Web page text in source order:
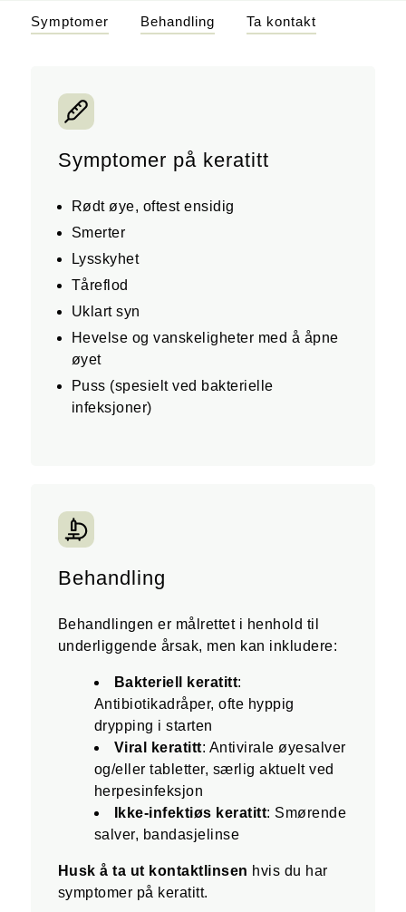
Symptomer Behandling Ta kontakt
Symptomer på keratitt
Rødt øye, oftest ensidig
Smerter
Lysskyhet
Tåreflod
Uklart syn
Hevelse og vanskeligheter med å åpne
øyet
Puss (spesielt ved bakterielle
infeksjoner)
Behandling
Behandlingen er målrettet i henhold til
underliggende årsak, men kan inkludere:
Bakteriell keratitt:
Antibiotikadråper, ofte hyppig
drypping i starten
Viral keratitt: Antivirale øyesalver
og/eller tabletter, særlig aktuelt ved
herpesinfeksjon
Ikke-infektiøs keratitt: Smørende
salver, bandasjelinse
Husk å ta ut kontaktlinsen hvis du har
symptomer på keratitt.